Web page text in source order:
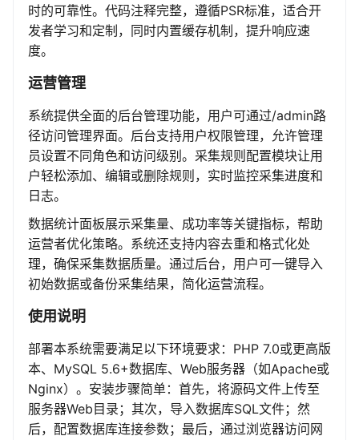
时的可靠性。代码注释完整，遵循PSR标准，适合开
发者学习和定制，同时内置缓存机制，提升响应速
度。
运营管理
系统提供全面的后台管理功能，用户可通过/admin路
径访问管理界面。后台支持用户权限管理，允许管理
员设置不同角色和访问级别。采集规则配置模块让用
户轻松添加、编辑或删除规则，实时监控采集进度和
日志。
数据统计面板展示采集量、成功率等关键指标，帮助
运营者优化策略。系统还支持内容去重和格式化处
理，确保采集数据质量。通过后台，用户可一键导入
初始数据或备份采集结果，简化运营流程。
使用说明
部署本系统需要满足以下环境要求：PHP 7.0或更高版
本、MySQL 5.6+数据库、Web服务器（如Apache或
Nginx）。安装步骤简单：首先，将源码文件上传至
服务器Web目录；其次，导入数据库SQL文件；然
后，配置数据库连接参数；最后，通过浏览器访问网